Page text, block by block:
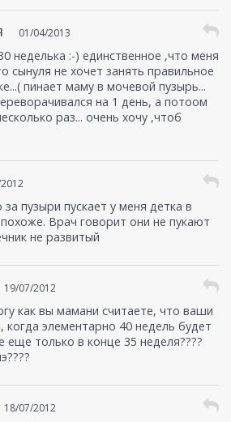
01/04/2013
неделька :-) единственное ,что меня
сынуля не хочет занять правильное
пинает маму в мочевой пузырь...
на 1 день, а потоом
раз... очень хочу ,чтоб
пузыри пускает у меня детка в
Врач говорит они не пукают
не развитый
19/07/2012
как вы мамани считаете, что ваши
когда элементарно 40 недель будет
еще только в конце 35 неделя????
18/07/2012